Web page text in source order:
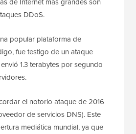
DDoS.
popular plataforma de
fue testigo de un ataque
1.3 terabytes por segundo
el notorio ataque de 2016
de servicios DNS). Este
mediática mundial, ya que